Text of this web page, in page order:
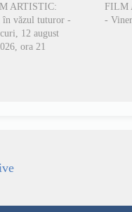
ARTISTIC:
în văzul tuturor -
12 august
ora 21
FILM
-